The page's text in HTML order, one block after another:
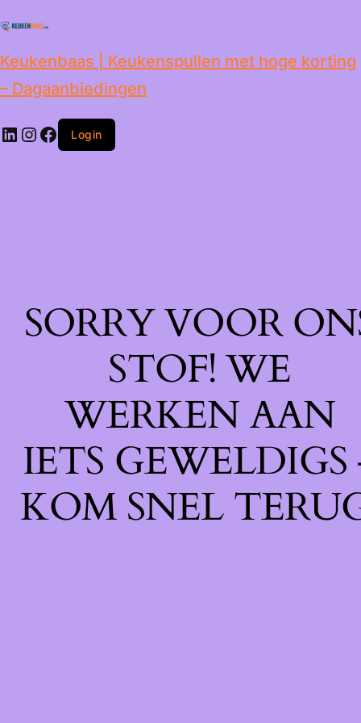
inhoud
Keukenbaas | Keukenspullen met hoge korting
– Dagaanbiedingen
Login
SORRY VOOR
STOF! WE
WERKEN AAN
IETS GEWELDIGS
KOM SNEL